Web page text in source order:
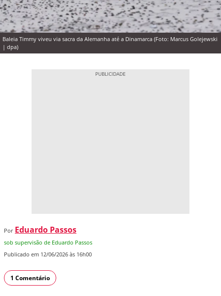
Baleia Timmy viveu via sacra da Alemanha até a Dinamarca (Foto: Marcus Golejewski
| dpa)
Por Eduardo Passos
sob supervisão de Eduardo Passos
Publicado em 12/06/2026 às 16h00
1 Comentário